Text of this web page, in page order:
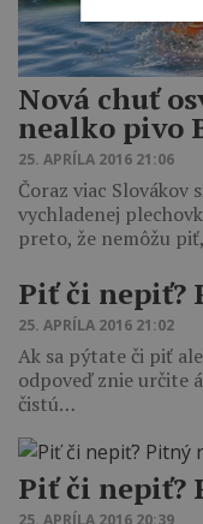
Nová chuť
nealko pivo
25. APRÍLA 2016 21:06
Čoraz viac Slovákov
vychladenej
preto, že nemôžu
Piť či nepiť?
25. APRÍLA 2016 21:02
Ak sa pýtate či piť
odpoveď znie určite
čistú…
Piť či nepiť?
25. APRÍLA 2016 20:39